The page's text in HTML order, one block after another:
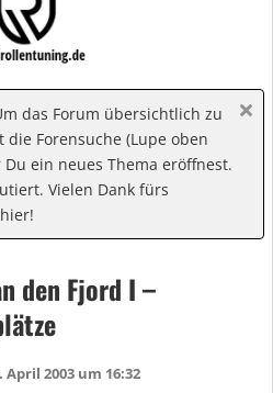
das Forum übersichtlich zu
Forensuche (Lupe oben
ein neues Thema eröffnest.
Vielen Dank fürs
den Fjord I –
April 2003 um 16:32